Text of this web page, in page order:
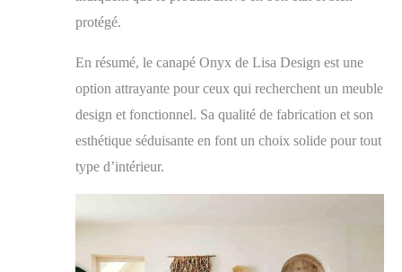
protégé.
En résumé, le canapé Onyx de Lisa Design est une
option attrayante pour ceux qui recherchent un meuble
design et fonctionnel. Sa qualité de fabrication et son
esthétique séduisante en font un choix solide pour tout
type d’intérieur.